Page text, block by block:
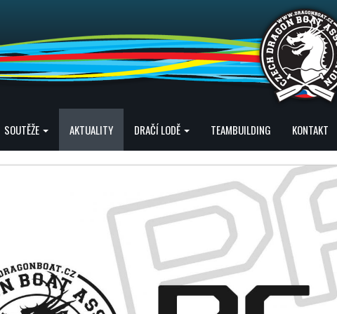
SOUTĚŽE AKTUALITY DRAČÍ LODĚ TEAMBUILDING KONTAKT